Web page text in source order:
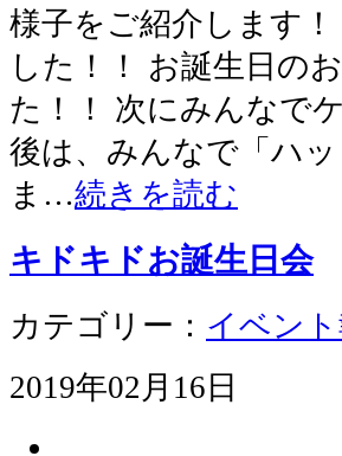
様子をご紹介します
した！！ お誕生日の
た！！ 次にみんなで
後は、みんなで「ハ
ま…続きを読む
キドキドお誕生日会
カテゴリー： イベン
2019年02月16日